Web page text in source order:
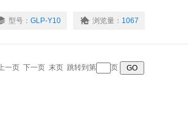
型号： GLP-Y10 浏览量： 1067
一页 下一页 末页 跳转到第 页